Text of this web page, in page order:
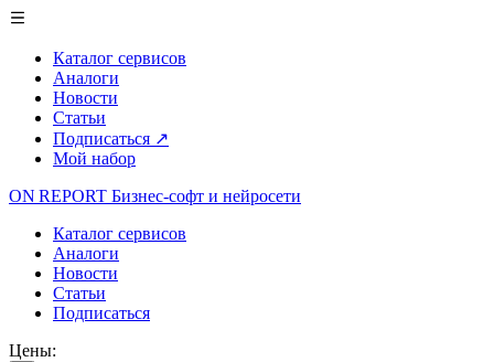
Каталог сервисов
Аналоги
Новости
Статьи
Подписаться ↗
Мой набор
ON REPORT Бизнес-софт и нейросети
Каталог сервисов
Аналоги
Новости
Статьи
Подписаться
Цены: